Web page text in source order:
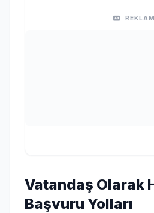
REKLAM
Vatandaş Olarak
Başvuru Yolları